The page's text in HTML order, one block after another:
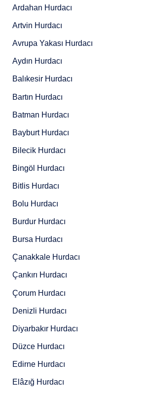
Ardahan Hurdacı
Artvin Hurdacı
Avrupa Yakası Hurdacı
Aydın Hurdacı
Balıkesir Hurdacı
Bartın Hurdacı
Batman Hurdacı
Bayburt Hurdacı
Bilecik Hurdacı
Bingöl Hurdacı
Bitlis Hurdacı
Bolu Hurdacı
Burdur Hurdacı
Bursa Hurdacı
Çanakkale Hurdacı
Çankırı Hurdacı
Çorum Hurdacı
Denizli Hurdacı
Diyarbakır Hurdacı
Düzce Hurdacı
Edirne Hurdacı
Elâzığ Hurdacı